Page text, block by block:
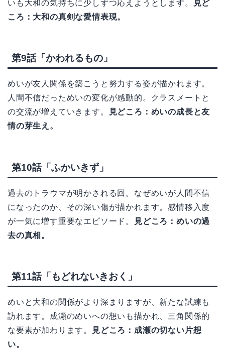
いも大和の気持ちに少しずつ応えようとします。
見ど
ころ：大和の真剣な愛情表現。
第9話「かわれるもの」
めいが友人関係を築こうと努力する姿が描かれます。
人間不信だっためいの変化が感動的。クラスメートと
の交流が増えていきます。
見どころ：めいの成長と友
情の芽生え。
第10話「ふかいきず」
過去のトラウマが明かされる回。なぜめいが人間不信
になったのか、その深い傷が描かれます。感情移入度
が一気に増す重要なエピソード。
見どころ：めいの過
去の真相。
第11話「もどれないきおく」
めいと大和の関係がより深まりますが、新たな試練も
訪れます。成瀬のめいへの想いも描かれ、三角関係的
な要素が加わります。
見どころ：成瀬の切ない片想
い。